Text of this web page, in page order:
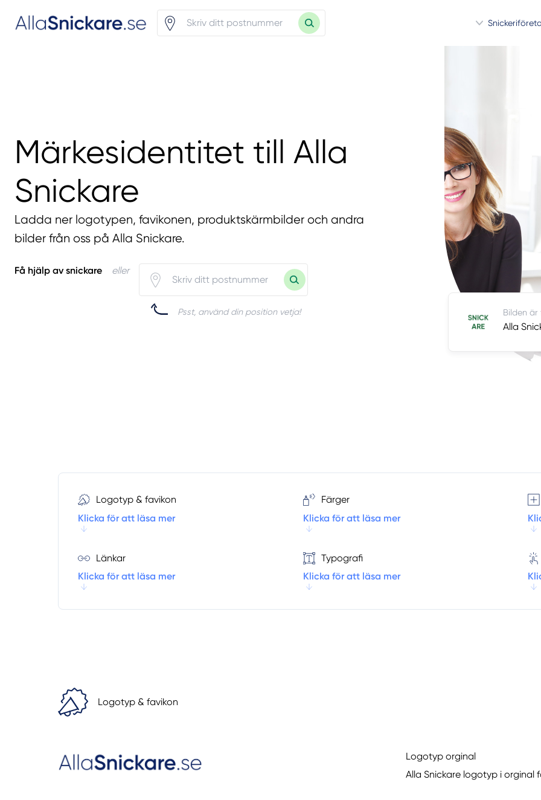
Märkesidentitet till Alla
Snickare
Ladda ner logotypen, favikonen, produktskärmbilder och andra
bilder från oss på Alla Snickare.
Få hjälp av snickare eller
Psst, använd din position vetja! Bilden är
Alla
Logotyp & favikon
Klicka för att läsa mer
Färger
Klicka för att läsa mer
Länkar
Klicka för att läsa mer
Typografi
Klicka för att läsa mer
Logotyp & favikon
Logotyp orginal
Alla Snickare logotyp i orginal